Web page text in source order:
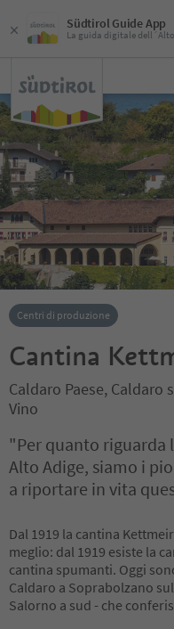
Südtirol Guide App
La guida digitale
Centri di produzione
Cantina
Caldaro Paese, Caldaro
Vino
"Per quanto riguarda
Alto Adige, siamo i
a riportare in vita
Dal 1919 la cantina
meglio: dal 1919 esiste la
cantina spumanti. Oggi
Caldaro a Soprabolzano
Salorno a sud - che